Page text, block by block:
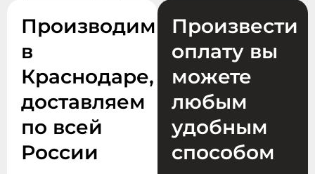
Производим
в
Краснодаре,
доставляем
по всей
России
Произвести
оплату вы
можете
любым
удобным
способом